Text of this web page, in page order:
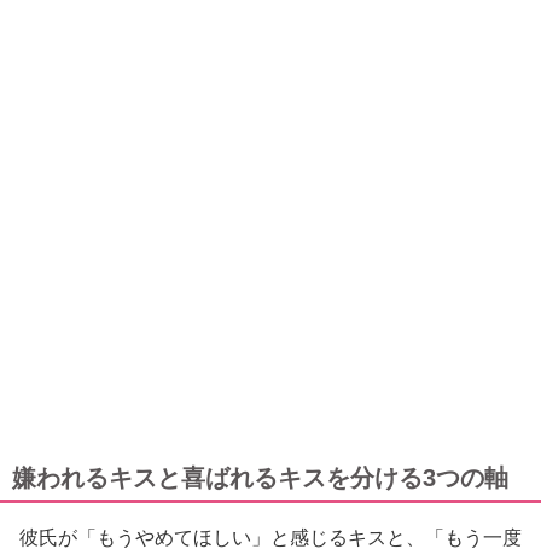
嫌われるキスと喜ばれるキスを分ける3つの軸
彼氏が「もうやめてほしい」と感じるキスと、「もう一度